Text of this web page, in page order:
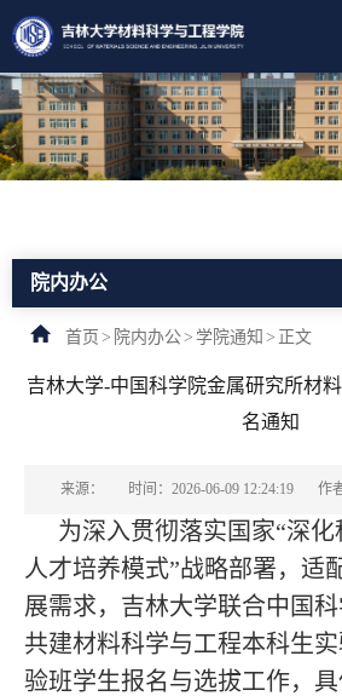
院内办公
首页 > 院内办公> 学院通知 > 正文
吉林大学-中国科学院金属研究所材
名通知
来源： 时间：2026-06-09 12:24:19 作
为深入贯彻落实国家“深
人才培养模式”战略部署，适
展需求，吉林大学联合中国
共建材料科学与工程本科生
验班学生报名与选拔工作，